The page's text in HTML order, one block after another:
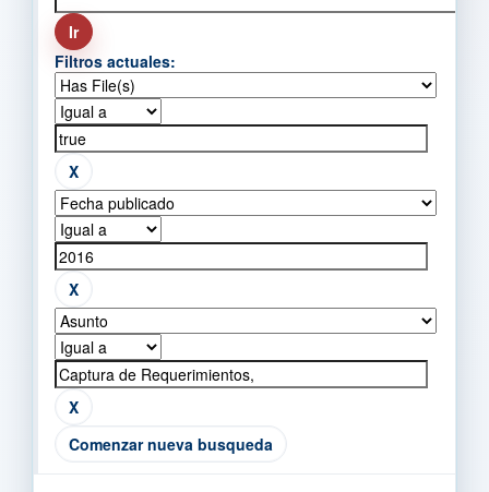
Filtros actuales:
Comenzar nueva busqueda